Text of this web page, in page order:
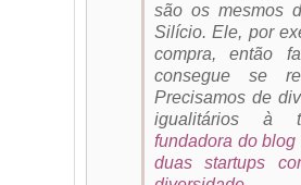
são os mesmos
Silício. Ele, por
compra, então
consegue se
Precisamos de
igualitários à
fundadora do
duas startups